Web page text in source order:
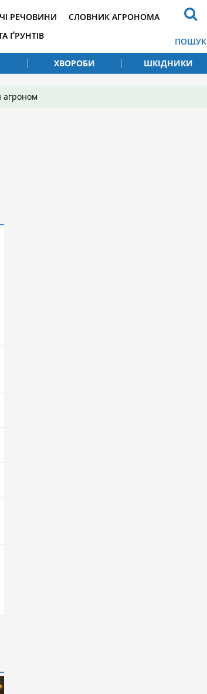
РЕЧОВИНИ
ҐРУНТІВ
СЛОВНИК АГРОНОМА
ПОШУК
ХВОРОБИ ШКІДНИКИ
агроном